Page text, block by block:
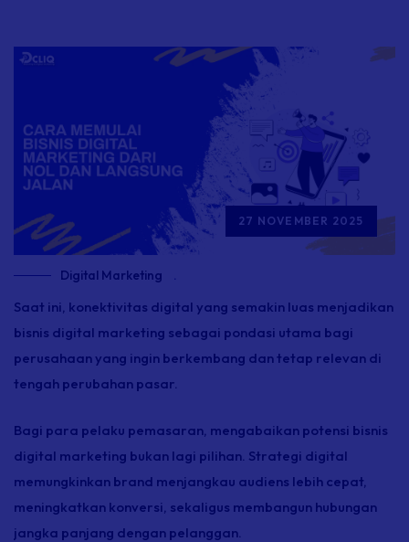
27 NOVEMBER 2025
Digital Marketing .
Saat ini, konektivitas digital yang semakin luas menjadikan
bisnis digital marketing sebagai pondasi utama bagi
perusahaan yang ingin berkembang dan tetap relevan di
tengah perubahan pasar.
Bagi para pelaku pemasaran, mengabaikan potensi bisnis
digital marketing bukan lagi pilihan. Strategi digital
memungkinkan brand menjangkau audiens lebih cepat,
meningkatkan konversi, sekaligus membangun hubungan
jangka panjang dengan pelanggan.